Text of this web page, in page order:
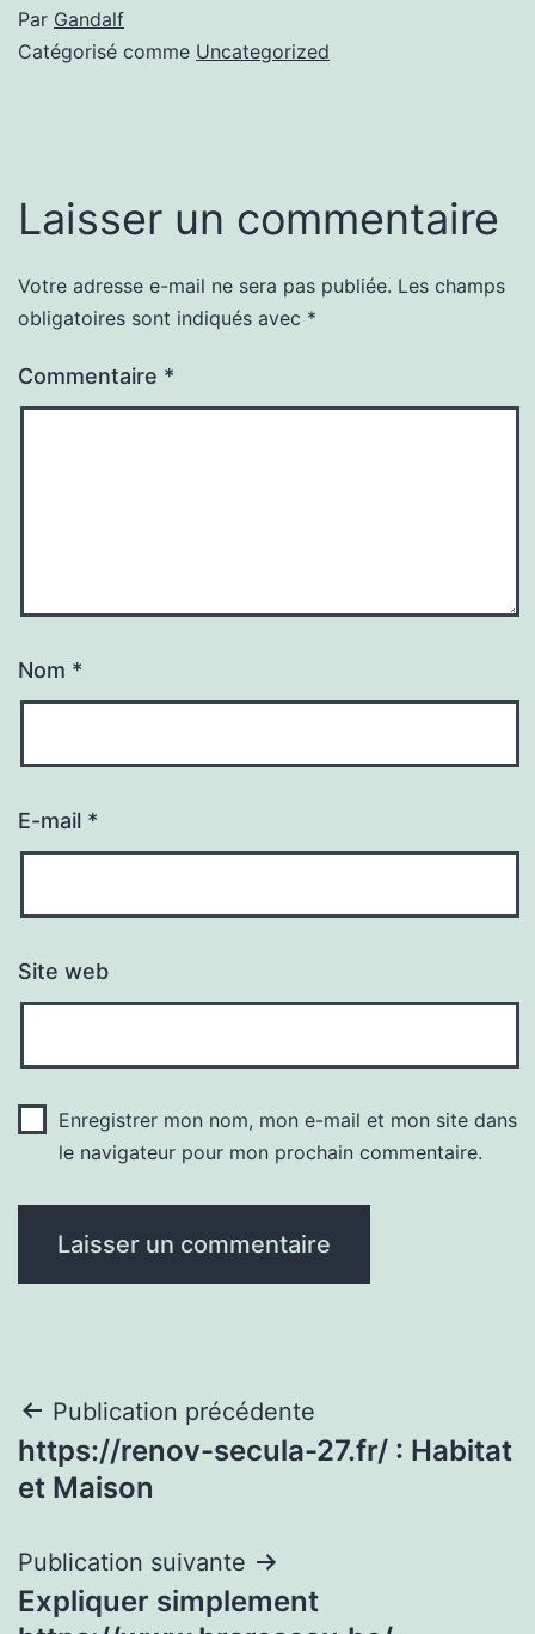
Par Gandalf
Catégorisé comme Uncategorized
Laisser un commentaire
Votre adresse e-mail ne sera pas publiée. Les champs
obligatoires sont indiqués avec *
Commentaire *
Nom *
E-mail *
Site web
Enregistrer mon nom, mon e-mail et mon site dans
le navigateur pour mon prochain commentaire.
Navigation
de
Publication précédente
https://renov-secula-27.fr/ : Habitat
et Maison
Publication suivante
Expliquer simplement